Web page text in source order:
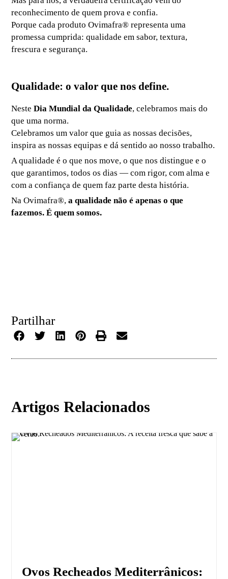
reconhecimento de quem prova e confia.
Porque cada produto Ovimafra® representa uma
promessa cumprida: qualidade em sabor, textura,
frescura e segurança.
Qualidade: o valor que nos define.
NesteDia Mundial da Qualidade, celebramos mais do
que uma norma.
Celebramos um valor que guia as nossas decisões,
inspira as nossas equipas e dá sentido ao nosso trabalho.
A qualidade é o que nos move, o que nos distingue e o
que garantimos, todos os dias — com rigor, com alma e
com a confiança de quem faz parte desta história.
Na Ovimafra®,a qualidade não é apenas o que
fazemos. É quem somos.
Partilhar
Artigos Relacionados
Ovos Recheados Mediterrânicos: